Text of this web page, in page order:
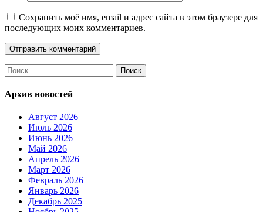
Сохранить моё имя, email и адрес сайта в этом браузере для
последующих моих комментариев.
Найти:
Архив новостей
Август 2026
Июль 2026
Июнь 2026
Май 2026
Апрель 2026
Март 2026
Февраль 2026
Январь 2026
Декабрь 2025